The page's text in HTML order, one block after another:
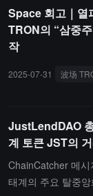
거래액이 71.84%
O의 눈부신 데이
로서의 인프라 장
Space 회고｜열
TRON의 “삼중
작
2025-07-31 波场
JustLendDAO
계 토큰 JST의
ChainCatcher 메
태계의 주요 탈중